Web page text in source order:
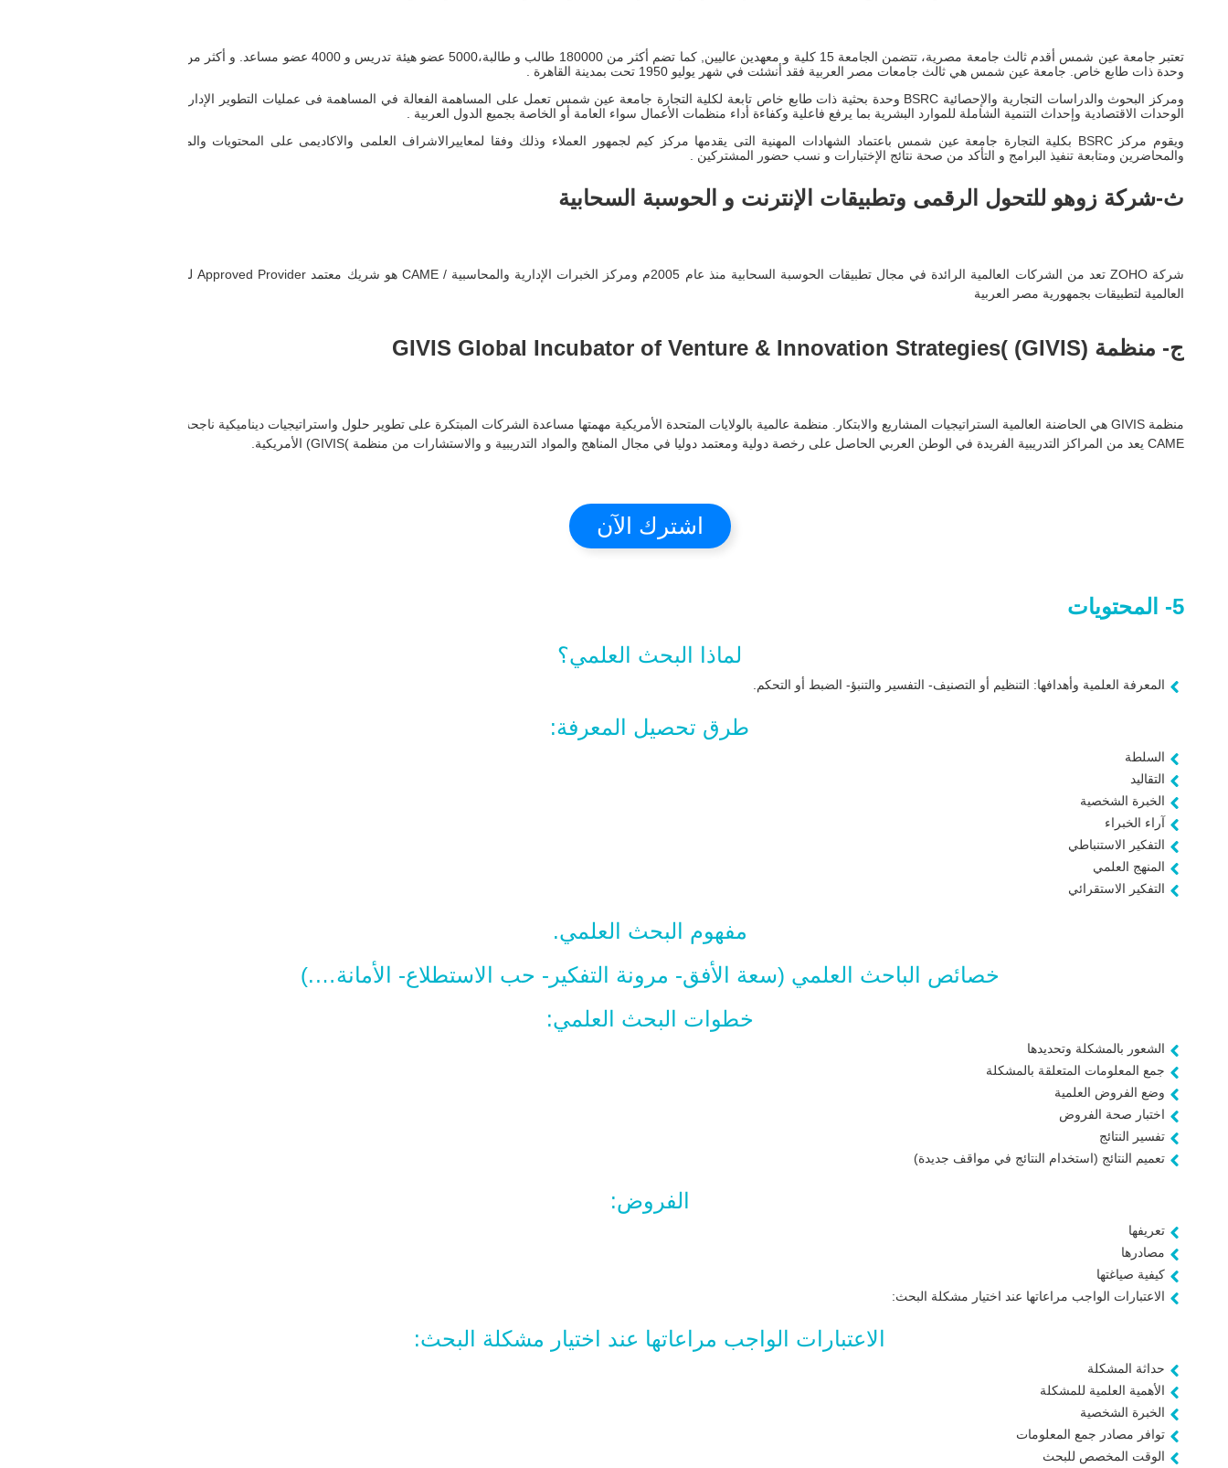
وحدة ذات طابع خاص. جامعة عين شمس هي ثالث جامعات مصر العربية فقد أنشئت في شهر يوليو 1950 تحت بمدينة القاهرة .
ومركز البحوث والدراسات التجارية والإحصائية BSRC وحدة بحثية ذات طابع خاص تابعة لكلية التجارة جامعة عين شمس تعمل على المساهمة الفعالة في المساهمة فى عمليات التطوير الإدارى ورفع كفاءة
الوحدات الاقتصادية وإحداث التنمية الشاملة للموارد البشرية بما يرفع فاعلية وكفاءة أداء منظمات الأعمال سواء العامة أو الخاصة بجميع الدول العربية .
ويقوم مركز BSRC بكلية التجارة جامعة عين شمس باعتماد الشهادات المهنية التى يقدمها مركز كيم لجمهور العملاء وذلك وفقا لمعاييرالاشراف العلمى والاكاديمى على المحتويات والمناهج التدريبية
والمحاضرين ومتابعة تنفيذ البرامج و التأكد من صحة نتائج الإختبارات و نسب حضور المشتركين .
ث-شركة زوهو للتحول الرقمى وتطبيقات الإنترنت و الحوسبة السحابية
العالمية لتطبيقات بجمهورية مصر العربية
ج- منظمة GIVIS Global Incubator of Venture & Innovation Strategies( (GIVIS)
منظمة GIVIS هي الحاضنة العالمية الستراتيجيات المشاريع والابتكار. منظمة عالمية بالولايات المتحدة الأمريكية مهمتها مساعدة الشركات المبتكرة على تطوير حلول واستراتيجيات ديناميكية ناجحة ، ومركز كيم
CAME يعد من المراكز التدريبية الفريدة في الوطن العربي الحاصل على رخصة دولية ومعتمد دوليا في مجال المناهج والمواد التدريبية و والاستشارات من منظمة )GIVIS) الأمريكية.
اشترك الآن
5- المحتويات
لماذا البحث العلمي؟
المعرفة العلمية وأهدافها: التنظيم أو التصنيف- التفسير والتنبؤ- الضبط أو التحكم.
طرق تحصيل المعرفة:
السلطة
التقاليد
الخبرة الشخصية
آراء الخبراء
التفكير الاستنباطي
المنهج العلمي
التفكير الاستقرائي
مفهوم البحث العلمي.
خصائص الباحث العلمي (سعة الأفق- مرونة التفكير- حب الاستطلاع- الأمانة….)
خطوات البحث العلمي:
الشعور بالمشكلة وتحديدها
جمع المعلومات المتعلقة بالمشكلة
وضع الفروض العلمية
اختبار صحة الفروض
تفسير النتائج
تعميم النتائج (استخدام النتائج في مواقف جديدة)
الفروض:
تعريفها
مصادرها
كيفية صياغتها
الاعتبارات الواجب مراعاتها عند اختيار مشكلة البحث:
الاعتبارات الواجب مراعاتها عند اختيار مشكلة البحث:
حداثة المشكلة
الأهمية العلمية للمشكلة
الخبرة الشخصية
توافر مصادر جمع المعلومات
الوقت المخصص للبحث